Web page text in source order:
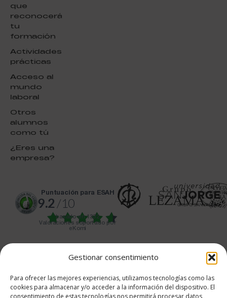
Gestionar consentimiento
Para ofrecer las mejores experiencias, utilizamos tecnologías como las
cookies para almacenar y/o acceder a la información del dispositivo. El
consentimiento de estas tecnologías nos permitirá procesar datos
que
reconocerá
tu
formación
Actividades
prácticas
Acceso al
mundo
laboral
Otros
alumnos
como tú
¿Eres una
empresa?
puntuación para ESAH
9.2 /10
basado en1332
Valoraciones soportado por
eKomi
682 734 562